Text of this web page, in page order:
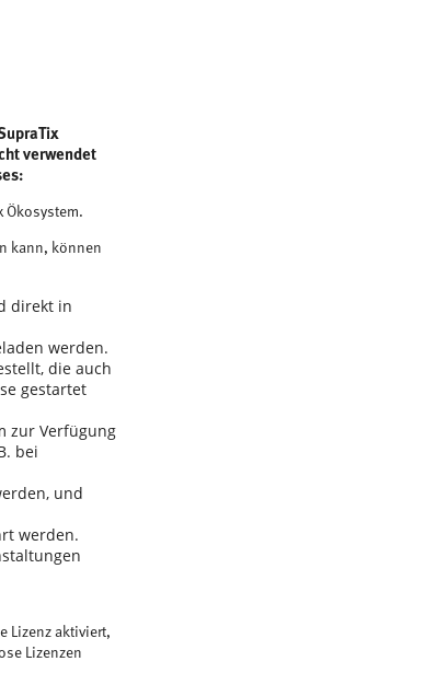
verwendet
Ökosystem.
kann, können
direkt in
werden.
die auch
gestartet
zur Verfügung
bei
und
werden.
Lizenz aktiviert,
Lizenzen